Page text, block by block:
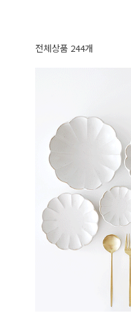
전체상품 244개